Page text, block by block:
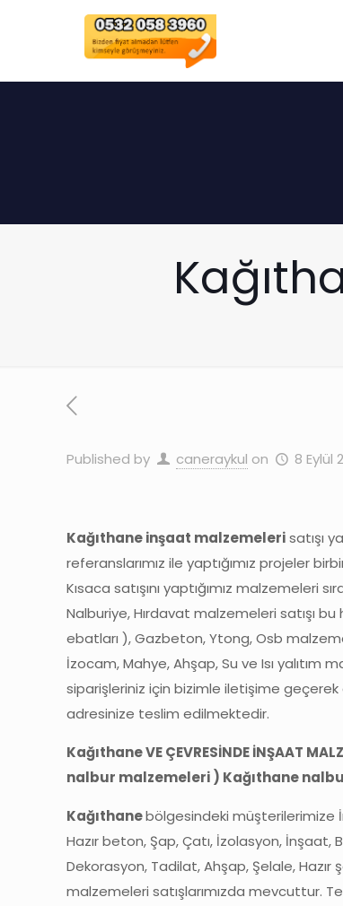
Published by caneraykul on 8 Eylül
Kağıthane inşaat malzemelerisatışı
referanslarımız ile yaptığımız projeler
Kısaca satışını yaptığımız
Nalburiye, Hırdavat malzemeleri satışı
ebatları ), Gazbeton, Ytong, Osb
İzocam, Mahye, Ahşap, Su ve Isı
siparişleriniz için bizimle iletişime geçerek
adresinize teslim edilmektedir.
Kağıthane VE ÇEVRESİNDE İNŞAAT
nalbur malzemeleri ) Kağıthane
Kağıthanebölgesindeki müşterilerimize
Hazır beton, Şap, Çatı, İzolasyon, İnşaat,
Dekorasyon, Tadilat, Ahşap, Şelale, Hazır
malzemeleri satışlarımızda mevcuttur.